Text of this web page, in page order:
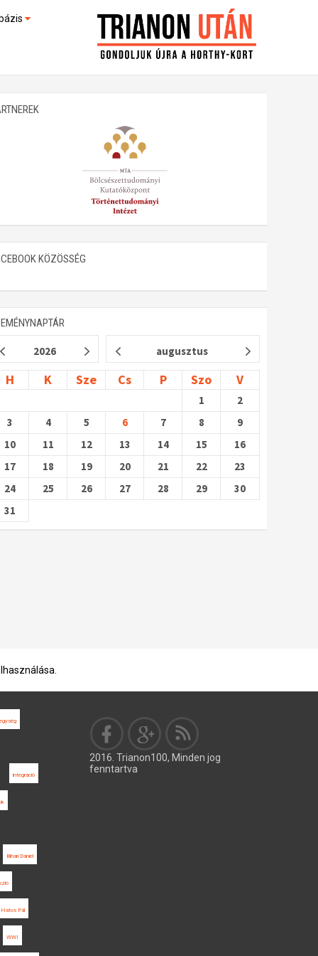
(feltöltés alatt)
KÖZÖSSÉG
2026 augusztus
H K Sze Cs P Szo V
1
2
3
4 5 6 7 8
9
10
11 12 13 14 15
16
17
18 19 20 21 22
23
24
25 26 27 28 29
30
31
integráció
Bihari Dániel
Hatos Pál
WWI
2016. Trianon100, Minden jog
fenntartva